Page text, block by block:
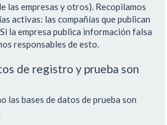
las empresas y otros). Recopilamos
activas: las compañías que publican
la empresa publica información falsa
responsables de esto.
de registro y prueba son
las bases de datos de prueba son